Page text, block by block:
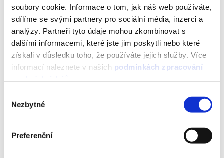
soubory cookie. Informace o tom, jak náš web používáte,
sdílíme se svými partnery pro sociální média, inzerci a
analýzy. Partneři tyto údaje mohou zkombinovat s
dalšími informacemi, které jste jim poskytli nebo které
získali v důsledku toho, že používáte jejich služby. Více
informací naleznete v našich podmínkách zpracování
souhlasu
Nezbytné
Preferenční